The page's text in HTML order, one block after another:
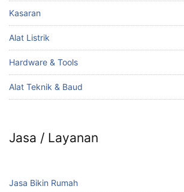
Kasaran
Alat Listrik
Hardware & Tools
Alat Teknik & Baud
Jasa / Layanan
Jasa Bikin Rumah